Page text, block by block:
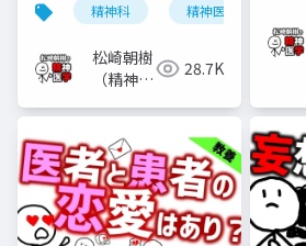
精神科 精神医学
松崎朝樹
（精神科
28.7K